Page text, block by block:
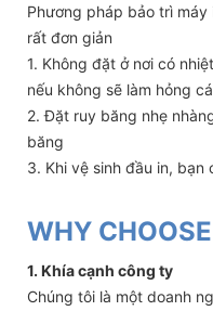
Phương pháp bảo trì
rất đơn giản
1. Không đặt ở nơi có
nếu không sẽ làm hỏng
2. Đặt ruy băng nhẹ
băng
3. Khi vệ sinh đầu in,
WHY
1. Khía cạnh công ty
Chúng tôi là một doanh